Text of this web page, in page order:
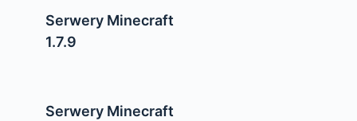
Serwery Minecraft
1.7.9
Serwery Minecraft